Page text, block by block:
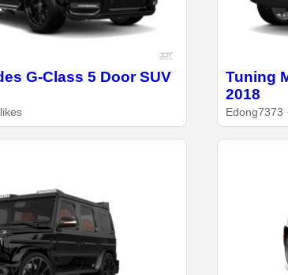
G-Class 5 Door SUV
Tuning
2018
Edong7373